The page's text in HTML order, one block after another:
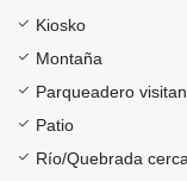
Kiosko
Montaña
Parqueadero
Patio
Río/Quebrada